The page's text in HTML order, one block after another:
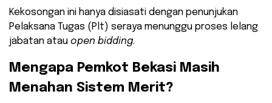
Kekosongan ini hanya disiasati dengan penunjukan
Pelaksana Tugas (Plt) seraya menunggu proses lelang
jabatan atau open bidding.
​Mengapa Pemkot Bekasi Masih
Menahan Sistem Merit?